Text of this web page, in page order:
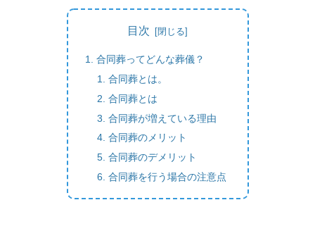
目次
合同葬ってどんな葬儀？
合同葬とは。
合同葬とは
合同葬が増えている理由
合同葬のメリット
合同葬のデメリット
合同葬を行う場合の注意点